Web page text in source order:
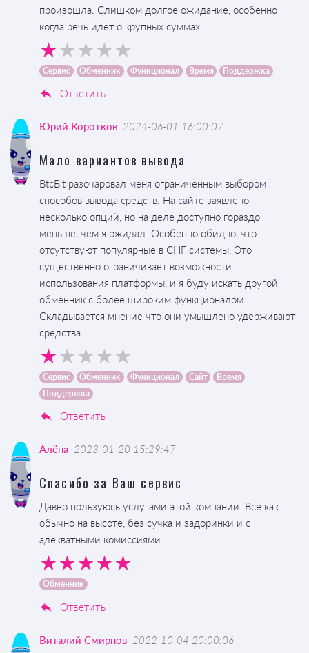
произошла. Слишком долгое ожидание, особенно
когда речь идет о крупных суммах.
Сервис Обменник Функционал Время Поддержка
Ответить
Юрий Коротков 2024-06-01 16:00:07
Мало вариантов вывода
BtcBit разочаровал меня ограниченным выбором
способов вывода средств. На сайте заявлено
несколько опций, но на деле доступно гораздо
меньше, чем я ожидал. Особенно обидно, что
отсутствуют популярные в СНГ системы. Это
существенно ограничивает возможности
использования платформы, и я буду искать другой
обменник с более широким функционалом.
Складывается мнение что они умышлено удерживают
средства.
Сервис Обменник Функционал Сайт
Время
Поддержка
Ответить
Алёна 2023-01-20 15:29:47
Спасибо за Ваш сервис
Давно пользуюсь услугами этой компании. Все как
обычно на высоте, без сучка и задоринки и с
адекватными комиссиями.
Обменник
Ответить
Виталий Смирнов 2022-10-04 20:00:06